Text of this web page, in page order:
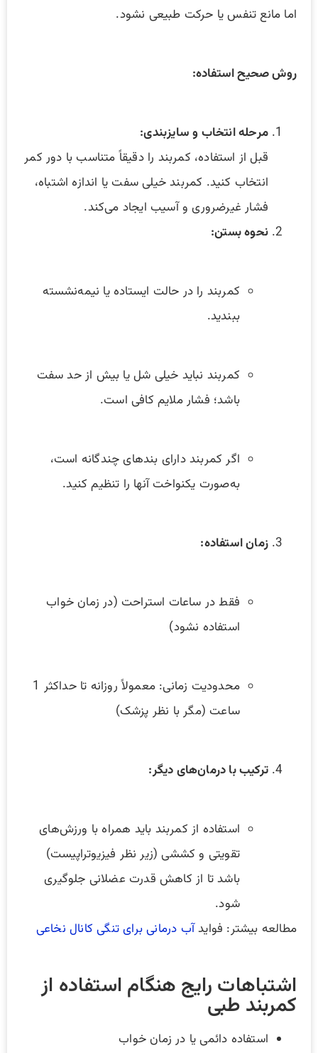
اما مانع تنفس یا حرکت طبیعی نشود.
روش صحیح استفاده:
مرحله انتخاب و سایزبندی:
قبل از استفاده، کمربند را دقیقاً متناسب با دور کمر
انتخاب کنید. کمربند خیلی سفت یا اندازه اشتباه،
فشار غیرضروری و آسیب ایجاد می‌کند.
نحوه بستن:
کمربند را در حالت ایستاده یا نیمه‌نشسته
ببندید.
کمربند نباید خیلی شل یا بیش از حد سفت
باشد؛ فشار ملایم کافی است.
اگر کمربند دارای بندهای چندگانه است،
به‌صورت یکنواخت آنها را تنظیم کنید.
زمان استفاده:
فقط در ساعات استراحت (در زمان خواب
استفاده نشود)
محدودیت زمانی: معمولاً روزانه تا حداکثر 1
ساعت (مگر با نظر پزشک)
ترکیب با درمان‌های دیگر:
استفاده از کمربند باید همراه با ورزش‌های
تقویتی و کششی (زیر نظر فیزیوتراپیست)
باشد تا از کاهش قدرت عضلانی جلوگیری
شود.
مطالعه بیشتر: فوایدآب درمانی برای تنگی کانال نخاعی
اشتباهات رایج هنگام استفاده از
کمربند طبی
استفاده دائمی یا در زمان خواب